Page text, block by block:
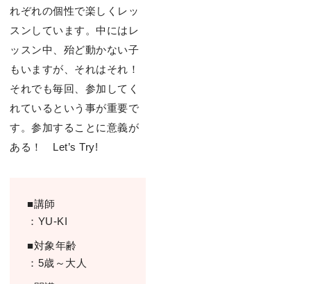
れぞれの個性で楽しくレッ
スンしています。中にはレ
ッスン中、殆ど動かない子
もいますが、それはそれ！
それでも毎回、参加してく
れているという事が重要で
す。参加することに意義が
ある！ Let’s Try!
■講師
：YU-KI
■対象年齢
：5歳～大人